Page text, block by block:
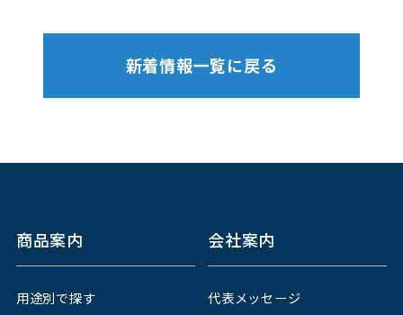
新着情報一覧に戻る
商品案内
用途別で探す
会社案内
代表メッセージ